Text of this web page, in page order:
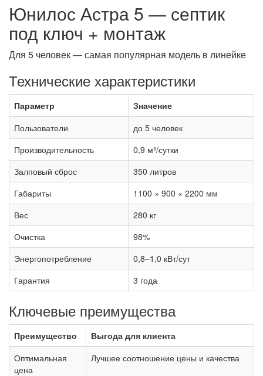
Юнилос Астра 5 — септик
под ключ + монтаж
Для 5 человек — самая популярная модель в линейке
Технические характеристики
Параметр
Значение
Пользователи
до 5 человек
Производительность
0,9 м³/сутки
Залповый сброс
350 литров
Габариты
1100 × 900 × 2200 мм
Вес
280 кг
Очистка
98%
Энергопотребление
0,8–1,0 кВт/сут
Гарантия
3 года
Ключевые преимущества
Преимущество
Выгода для клиента
Оптимальная
цена
Лучшее соотношение цены и качества